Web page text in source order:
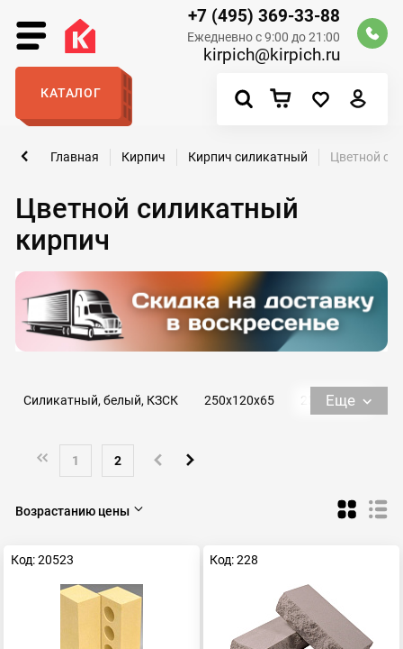
+7 (495) 369-33-88
Ежедневно с 9:00 до 21:00
kirpich@kirpich.ru
КАТАЛОГ
Цветной силикатный
кирпич
Главная Кирпич Кирпич силикатный Цветной
Силикатный, белый, КЗСК 250х120х65
250х120х88
Полнотелый
Коричневый
Еще
1 2
Возрастанию цены
Код: 20523 Код: 228